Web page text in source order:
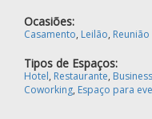
Ocasiões:
Casamento, Leilão, Reunião
Tipos de Espaços:
Hotel, Restaurante,
Coworking, Espaço para